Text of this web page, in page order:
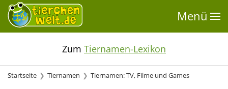
Menü
Zum Tiernamen-Lexikon
Startseite Tiernamen Tiernamen: TV, Filme und Games